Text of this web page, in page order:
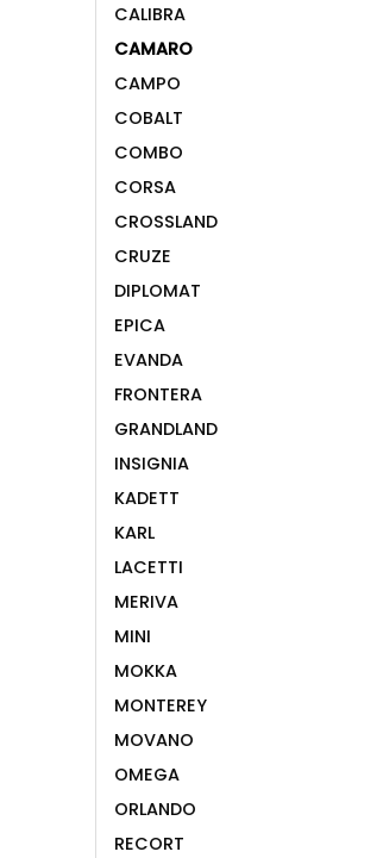
CALIBRA
CAMARO
CAMPO
COBALT
COMBO
CORSA
CROSSLAND
CRUZE
DIPLOMAT
EPICA
EVANDA
FRONTERA
GRANDLAND
INSIGNIA
KADETT
KARL
LACETTI
MERIVA
MINI
MOKKA
MONTEREY
MOVANO
OMEGA
ORLANDO
RECORT